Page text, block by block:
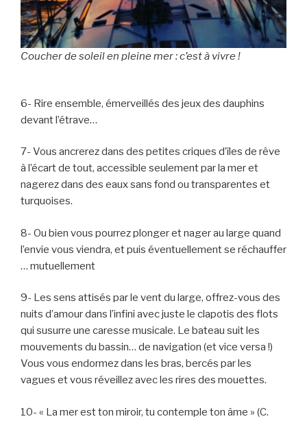
Coucher de soleil en pleine mer : c’est à vivre !
6- Rire ensemble, émerveillés des jeux des dauphins
devant l’étrave…
7- Vous ancrerez dans des petites criques d’îles de rêve
à l’écart de tout, accessible seulement par la mer et
nagerez dans des eaux sans fond ou transparentes et
turquoises.
8- Ou bien vous pourrez plonger et nager au large quand
l’envie vous viendra, et puis éventuellement se réchauffer
… mutuellement
9- Les sens attisés par le vent du large, offrez-vous des
nuits d’amour dans l’infini avec juste le clapotis des flots
qui susurre une caresse musicale. Le bateau suit les
mouvements du bassin… de navigation (et vice versa !)
Vous vous endormez dans les bras, bercés par les
vagues et vous réveillez avec les rires des mouettes.
10- « La mer est ton miroir, tu contemple ton âme » (C.